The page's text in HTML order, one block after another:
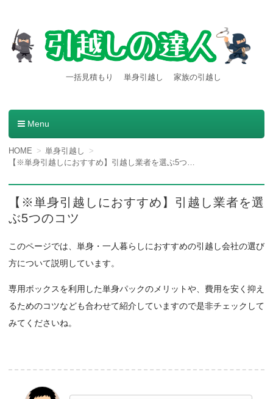
【引越しの達人】東京都内発
引越し料金一括見積もりサービスを利用すると引越し料金
一括見積もり 単身引越し 家族の引越し
Menu
コンテンツへ移動
HOME
単身引越し
【※単身引越しにおすすめ】引越し業者を選ぶ5つのコツ
【※単身引越しにおすすめ】引越し業者を選
ぶ5つのコツ
このページでは、単身・一人暮らしにおすすめの引越し会社の選び
方について説明しています。
専用ボックスを利用した単身パックのメリットや、費用を安く抑え
るためのコツなども合わせて紹介していますので是非チェックして
みてくださいね。